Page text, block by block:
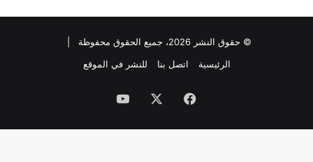
© حقوق النشر 2026، جميع الحقوق محفوظة |
الرئيسية
اتصل بنا للنشر في الموقع
فيسبوك